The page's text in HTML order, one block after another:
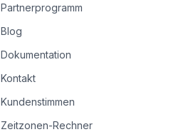
Partnerprogramm
Blog
Dokumentation
Kontakt
Kundenstimmen
Zeitzonen-Rechner